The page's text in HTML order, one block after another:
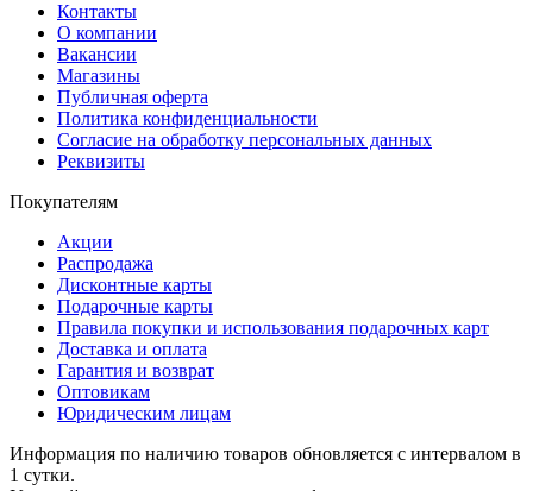
Контакты
О компании
Вакансии
Магазины
Публичная оферта
Политика конфиденциальности
Согласие на обработку персональных данных
Реквизиты
Покупателям
Акции
Распродажа
Дисконтные карты
Подарочные карты
Правила покупки и использования подарочных карт
Доставка и оплата
Гарантия и возврат
Оптовикам
Юридическим лицам
Информация по наличию товаров обновляется с интервалом в
1 сутки.